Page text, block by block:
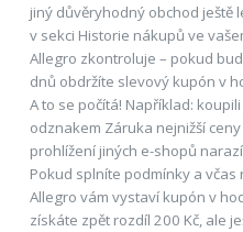
jiný důvěryhodný obchod ještě
v sekci Historie nákupů ve
Allegro zkontroluje – pokud
dnů obdržíte slevový kupón v
A to se počítá! Například:
odznakem Záruka nejnižší
prohlížení jiných e-shopů
Pokud splníte podmínky a
Allegro vám vystaví kupón v
získáte zpět rozdíl 200 Kč, ale